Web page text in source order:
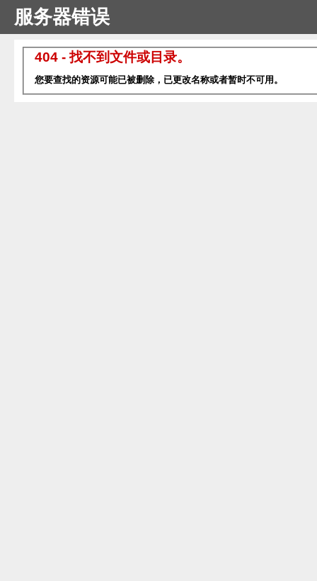
服务器错误
404 - 找不到文件或目录。
您要查找的资源可能已被删除，已更改名称或者暂时不可用。